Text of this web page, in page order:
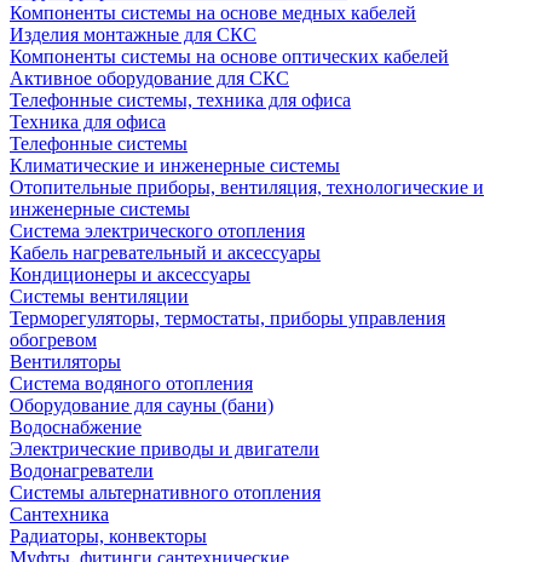
Компоненты системы на основе медных кабелей
Изделия монтажные для СКС
Компоненты системы на основе оптических кабелей
Активное оборудование для СКС
Телефонные системы, техника для офиса
Техника для офиса
Телефонные системы
Климатические и инженерные системы
Отопительные приборы, вентиляция, технологические и
инженерные системы
Система электрического отопления
Кабель нагревательный и аксессуары
Кондиционеры и аксессуары
Системы вентиляции
Терморегуляторы, термостаты, приборы управления
обогревом
Вентиляторы
Система водяного отопления
Оборудование для сауны (бани)
Водоснабжение
Электрические приводы и двигатели
Водонагреватели
Системы альтернативного отопления
Сантехника
Радиаторы, конвекторы
Муфты, фитинги сантехнические